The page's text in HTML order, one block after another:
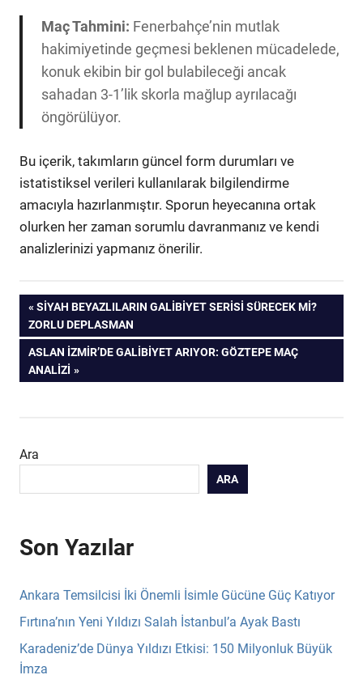
Maç Tahmini: Fenerbahçe’nin mutlak
hakimiyetinde geçmesi beklenen mücadelede,
konuk ekibin bir gol bulabileceği ancak
sahadan 3-1’lik skorla mağlup ayrılacağı
öngörülüyor.
Bu içerik, takımların güncel form durumları ve
istatistiksel verileri kullanılarak bilgilendirme
amacıyla hazırlanmıştır. Sporun heyecanına ortak
olurken her zaman sorumlu davranmanız ve kendi
analizlerinizi yapmanız önerilir.
Yazı
gezinmesi
ÖNCEKI
YAZI:
SIYAH BEYAZLILARIN GALIBIYET SERISI SÜRECEK MI?
ZORLU DEPLASMAN
SONRAKI
YAZI:
ASLAN İZMIR’DE GALIBIYET ARIYOR: GÖZTEPE MAÇ
ANALIZI
Ara
ARA
Son Yazılar
Ankara Temsilcisi İki Önemli İsimle Gücüne Güç Katıyor
Fırtına’nın Yeni Yıldızı Salah İstanbul’a Ayak Bastı
Karadeniz’de Dünya Yıldızı Etkisi: 150 Milyonluk Büyük
İmza